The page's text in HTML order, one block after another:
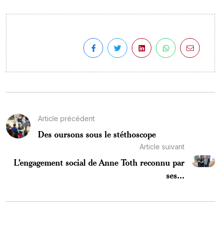
Article précédent
Des oursons sous le stéthoscope
Article suivant
L’engagement social de Anne Toth reconnu par
ses...